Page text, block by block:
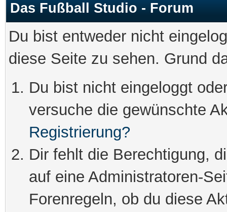
Das Fußball Studio - Forum
Du bist entweder nicht
diese Seite zu sehen. Grund
Du bist nicht eingeloggt
versuche die gewünschte
Registrierung?
Dir fehlt die Berechtigung,
auf eine Administratoren-
Forenregeln, ob du diese